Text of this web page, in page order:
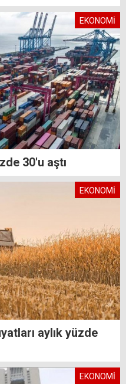
EKONOMİ
30'u aştı
EKONOMİ
aylık yüzde
EKONOMİ